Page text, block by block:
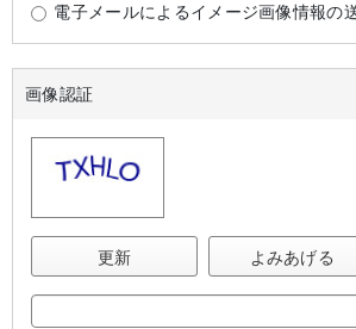
電子メールによるイメージ画像情報の
画像認証
更新 よみあげる